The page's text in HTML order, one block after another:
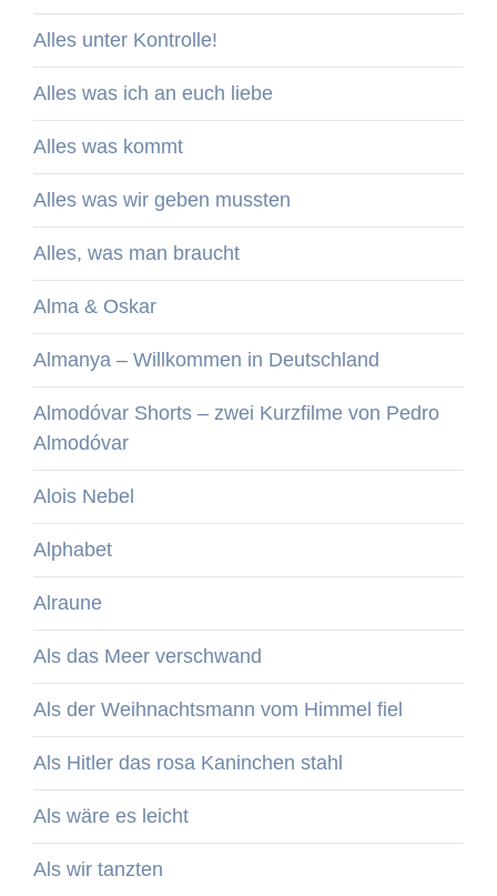
Alles unter Kontrolle!
Alles was ich an euch liebe
Alles was kommt
Alles was wir geben mussten
Alles, was man braucht
Alma & Oskar
Almanya – Willkommen in Deutschland
Almodóvar Shorts – zwei Kurzfilme von Pedro
Almodóvar
Alois Nebel
Alphabet
Alraune
Als das Meer verschwand
Als der Weihnachtsmann vom Himmel fiel
Als Hitler das rosa Kaninchen stahl
Als wäre es leicht
Als wir tanzten